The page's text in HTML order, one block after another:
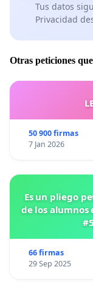
Tus datos
Privacidad
Otras peticiones
50 900 firmas
7 Jan 2026
Es un pliego
de los alumnos
66 firmas
29 Sep 2025